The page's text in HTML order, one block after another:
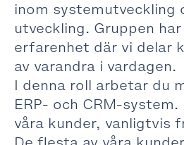
inom systemutveckling
utveckling. Gruppen
erfarenhet där vi delar
av varandra i vardagen.
I denna roll arbetar du
ERP- och CRM-
våra kunder, vanligtvis